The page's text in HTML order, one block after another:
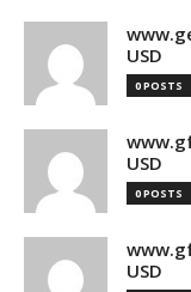
USD
0 POSTS
USD
0 POSTS
USD